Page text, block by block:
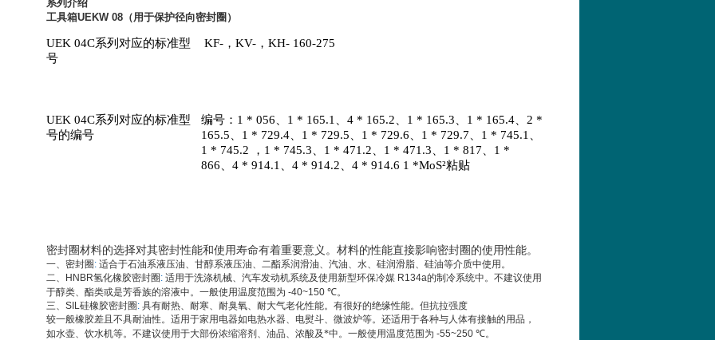
系列介绍
工具箱UEKW 08（用于保护径向密封圈）
UEK 04C系列对应的标准型
号
KF-，KV-，KH- 160-275
UEK 04C系列对应的标准型
号的编号
编号：1 * 056、1 * 165.1、4 * 165.2、1 * 165.3、1 * 165.4、2 *
165.5、1 * 729.4、1 * 729.5、1 * 729.6、1 * 729.7、1 * 745.1、
1 * 745.2 ，1 * 745.3、1 * 471.2、1 * 471.3、1 * 817、1 *
866、4 * 914.1、4 * 914.2、4 * 914.6 1 *MoS²粘贴
密封圈材料的选择对其密封性能和使用寿命有着重要意义。材料的性能直接影响密封圈的使用性能。
一、 密封圈 : 适合于石油系液压油、甘醇系液压油、二酯系润滑油、汽油、水、硅润滑脂、硅油等介质中使用。
二、
HNBR氢化橡胶密封圈 : 适用于洗涤机械、汽车发动机系统及使用新型环保冷媒R134a的制冷系统中。不建议使用
于醇类、酯类或是芳香族的溶液中。一般使用温度范围为 -40~150 ℃。
三、 SIL硅橡胶密封圈 : 具有耐热、耐寒、耐臭氧、耐大气老化性能。有很好的绝缘性能。但抗拉强度
较一般橡胶差且不具耐油性。适用于家用电器如电热水器、电熨斗、微波炉等。还适用于各种与人体有接触的用品，
如水壶、饮水机等。不建议使用于大部份浓缩溶剂、油品、浓酸及*中。一般使用温度范围为 -55~250 ℃。